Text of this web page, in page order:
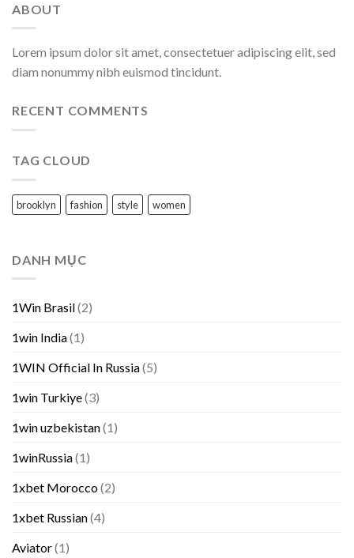
ABOUT
Lorem ipsum dolor sit amet, consectetuer adipiscing elit, sed
diam nonummy nibh euismod tincidunt.
RECENT COMMENTS
TAG CLOUD
brooklyn fashion style women
DANH MỤC
1Win Brasil(2)
1win India(1)
1WIN Official In Russia(5)
1win Turkiye(3)
1win uzbekistan(1)
1winRussia(1)
1xbet Morocco(2)
1xbet Russian(4)
Aviator(1)